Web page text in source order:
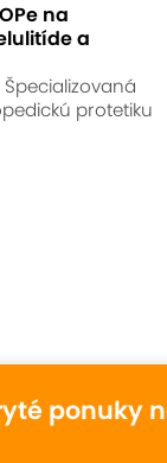
na
a
protetiku
ponuky